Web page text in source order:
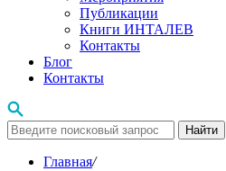
Публикации
Книги ИНТАЛЕВ
Контакты
Блог
Контакты
Найти
Главная/